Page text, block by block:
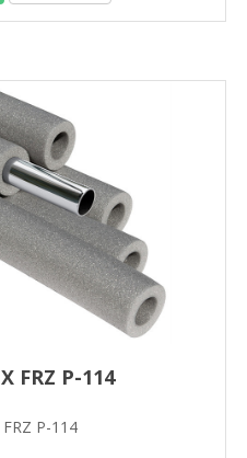
FRZ P-114
P-114